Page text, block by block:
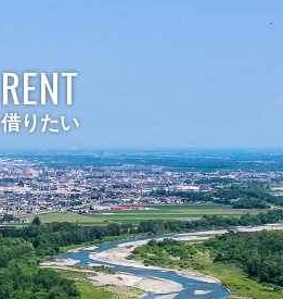
RENT
借りたい